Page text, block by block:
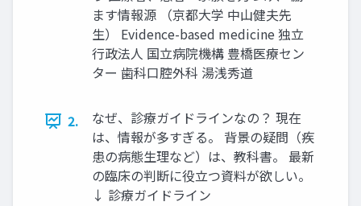
ます情報源 （京都大学 中山健夫先
生） Evidence-based medicine 独立
行政法人 国立病院機構 豊橋医療セン
ター 歯科口腔外科 湯浅秀道
2.
なぜ、診療ガイドラインなの？ 現在
は、情報が多すぎる。 背景の疑問（疾
患の病態生理など）は、教科書。 最新
の臨床の判断に役立つ資料が欲しい。
↓ 診療ガイドライン